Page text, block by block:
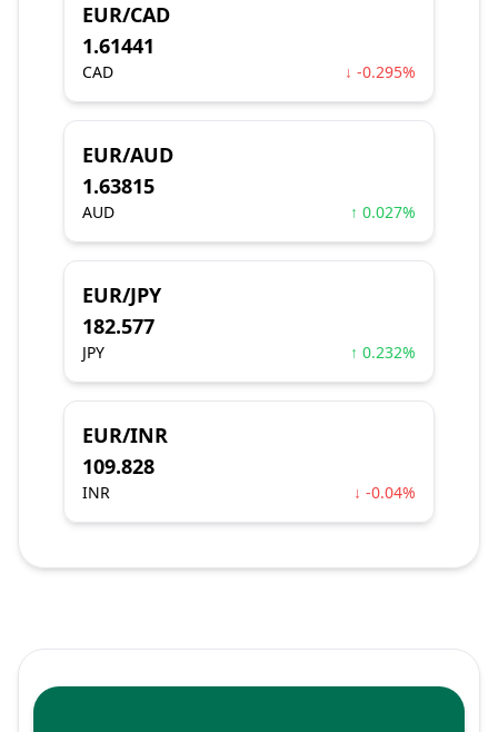
EUR/CAD
1.61441
CAD ↓ -0.295%
EUR/AUD
1.63815
AUD ↑ 0.027%
EUR/JPY
182.577
JPY ↑ 0.232%
EUR/INR
109.828
INR ↓ -0.04%